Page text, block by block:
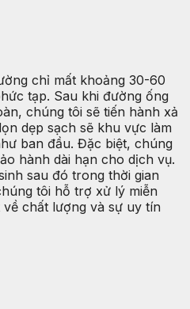
chỉ mất khoảng 30-60
tạp. Sau khi đường ống
chúng tôi sẽ tiến hành xả
dẹp sạch sẽ khu vực làm
ban đầu. Đặc biệt, chúng
hành dài hạn cho dịch vụ.
sau đó trong thời gian
tôi hỗ trợ xử lý miễn
chất lượng và sự uy tín